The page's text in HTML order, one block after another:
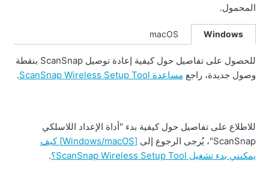
المحمول.
Windows
للحصول على تفاصيل حول كيفية إعادة توصيل ScanSnap بنقطة
وصول جديدة، راجع مساعدة ScanSnap Wireless Setup Tool .
macOS
للاطلاع على تفاصيل حول كيفية بدء "أداة الإعداد اللاسلكي
ScanSnap"، يُرجى الرجوع إلى
[Windows/macOS] كيف
يمكنني بدء تشغيل ScanSnap Wireless Setup Tool؟
.